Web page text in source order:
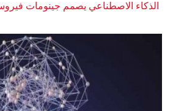
الذكاء الاصطناعي يصمم جينومات